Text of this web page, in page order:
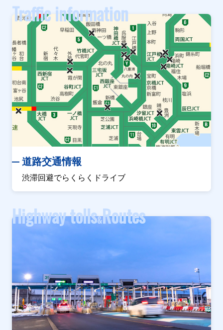
Traffic information
道路交通情報
渋滞回避でらくらくドライブ
Highway tolls&Routes